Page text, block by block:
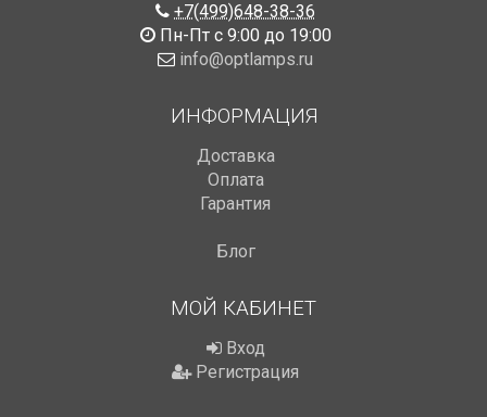
+7(499)648-38-36
Пн-Пт с 9:00 до 19:00
info@optlamps.ru
ИНФОРМАЦИЯ
Доставка
Оплата
Гарантия
Блог
МОЙ КАБИНЕТ
Вход
Регистрация